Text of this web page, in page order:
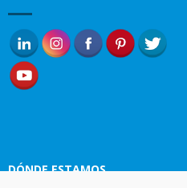
DÓNDE ESTAMOS